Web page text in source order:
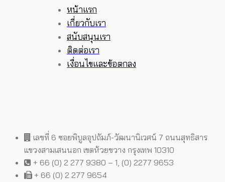
หน้าแรก
เกี่ยวกับเรา
สนับสนุนเรา
ติดต่อเรา
เงื่อนไขและข้อตกลง
เลขที่ 6 ซอยพิบูลอุปถัมภ์-วัฒนานิเวศน์ 7 ถนนสุทธิสาร
แขวงสามเสนนอก เขตห้วยขวาง กรุงเทพ 10310
+ 66 (0) 2 277 9380 – 1, (0) 2277 9653
+ 66 (0) 2 277 9654